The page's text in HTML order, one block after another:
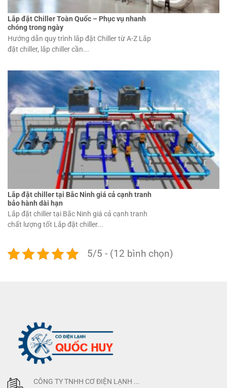
Lắp đặt Chiller Toàn Quốc – Phục vụ nhanh
chóng trong ngày
Hướng dẫn quy trình lắp đặt Chiller từ A-Z Lắp
đặt chiller, lắp chiller cần...
Lắp đặt chiller tại Bắc Ninh giá cả cạnh tranh
bảo hành dài hạn
Lắp đặt chiller tại Bắc Ninh giá cả cạnh tranh
chất lượng tốt Lắp đặt chiller...
5/5 - (12 bình chọn)
CÔNG TY TNHH CƠ ĐIỆN LẠNH ...